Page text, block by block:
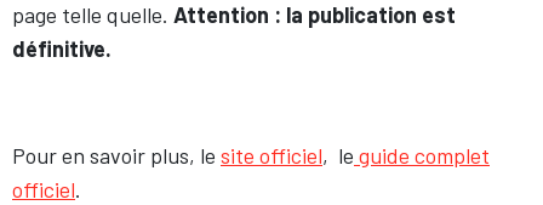
page telle quelle. Attention : la publication est
définitive.
Pour en savoir plus, le site officiel, le guide complet
officiel.